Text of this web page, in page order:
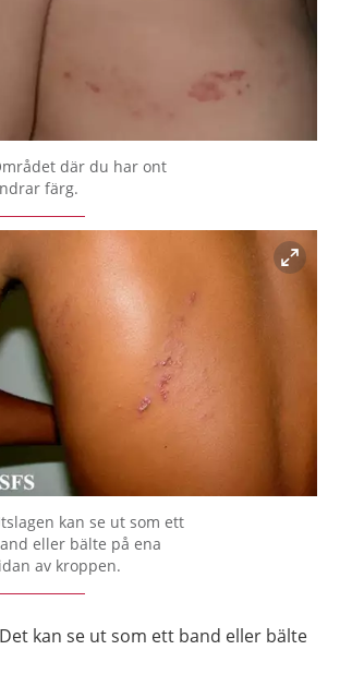
bilden
där du har ont
färg.
bilden
kan se ut som ett
eller bälte på ena
av kroppen.
kan se ut som ett band eller bälte